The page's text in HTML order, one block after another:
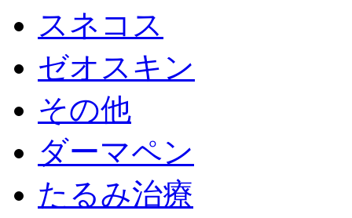
スネコス
ゼオスキン
その他
ダーマペン
たるみ治療